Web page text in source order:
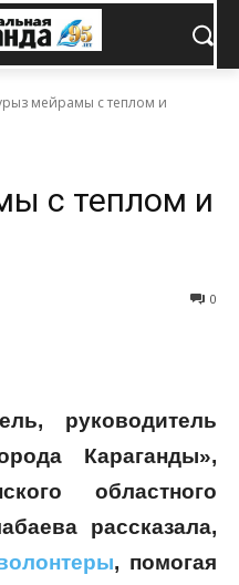
мейрамы с теплом и
с теплом и
0
руководитель
Караганды»,
областного
рассказала,
, помогая